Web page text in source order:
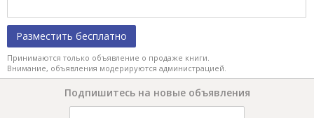
Разместить бесплатно
Принимаются только объявление о продаже книги.
Внимание, объявления модерируются администрацией.
Подпишитесь на новые объявления